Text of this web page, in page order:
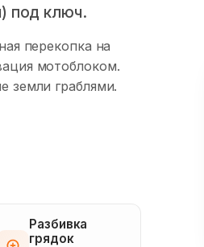
под ключ.
перекопка на
мотоблоком.
земли граблями.
Разбивка
грядок